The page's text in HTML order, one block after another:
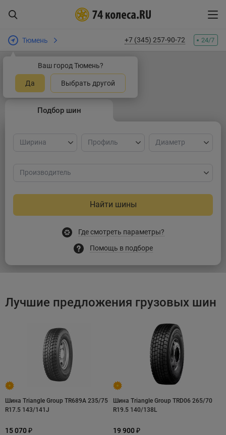
Тюмень
Ваш город Тюмень?
Да Выбрать другой
+7 (345) 257-90-72 24/7
Грузовые шины
Подбор шин
Ширина Профиль Диаметр
Производитель
Найти шины
Где смотреть параметры?
Помощь в подборе
Лучшие предложения грузовых шин
Шина Triangle Group TR689A 235/75
R17.5 143/141J
15 070 ₽
Шина Triangle Group TRD06 265/70
R19.5 140/138L
19 900 ₽